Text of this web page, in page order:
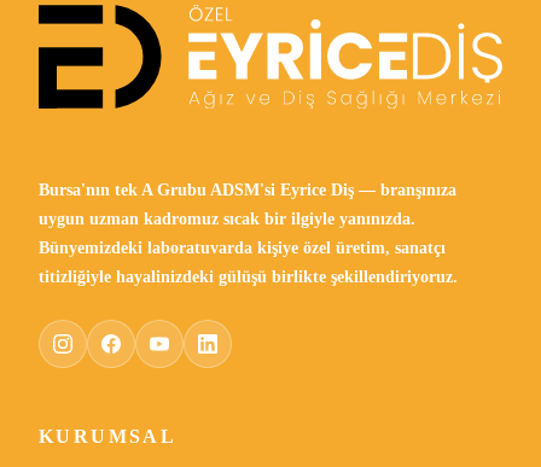
Bursa'nın tek A Grubu ADSM'si Eyrice Diş — branşınıza
uygun uzman kadromuz sıcak bir ilgiyle yanınızda.
Bünyemizdeki laboratuvarda kişiye özel üretim, sanatçı
titizliğiyle hayalinizdeki gülüşü birlikte şekillendiriyoruz.
KURUMSAL